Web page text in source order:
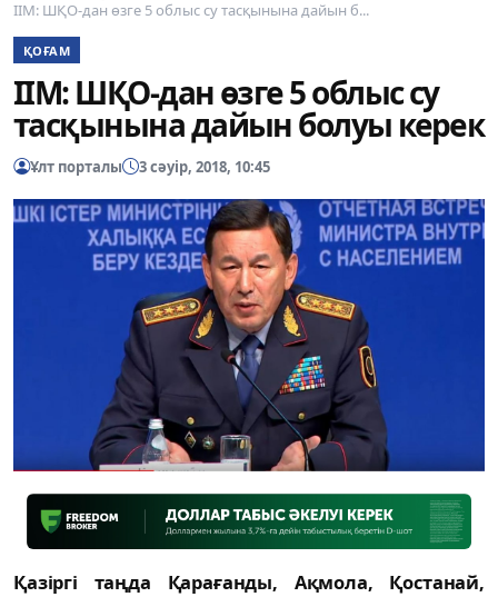
IIМ: ШҚО-дан өзге 5 облыс су тасқынына дайын б...
ҚОҒАМ
IIМ: ШҚО-дан өзге 5 облыс су
тасқынына дайын болуы керек
Ұлт порталы 3 сәуір, 2018, 10:45
Қазiргi таңда Қарағанды, Ақмола, Қостанай,